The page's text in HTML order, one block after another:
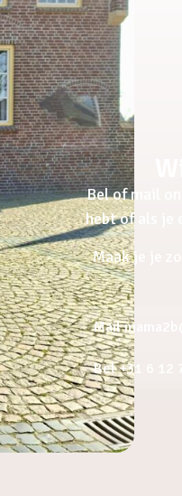
Bel of mail
hebt of als je
Maak je je
Mail
Bel +31 6 12